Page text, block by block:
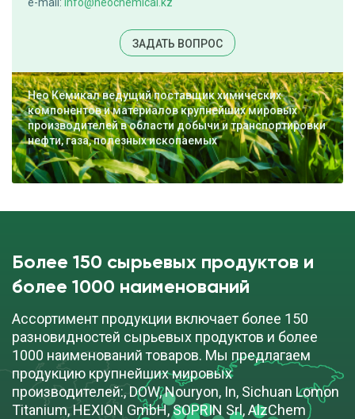
ЗАДАТЬ ВОПРОС
Нео Кемикал ведущий поставщик химических
компонентов и материалов крупнейших мировых
производителей в области добычи и транспортировки
нефти, газа, полезных ископаемых
Более 150 сырьевых продуктов и
более 1000 наименований
Ассортимент продукции включает более 150
разновидностей сырьевых продуктов и более
1000 наименований товаров. Мы предлагаем
продукцию крупнейших мировых
производителей:, DOW, Nouryon, In, Sichuan Lomon
Titanium, HEXION GmbH, SOPRIN Srl, AlzChem